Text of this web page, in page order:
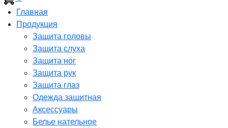
Главная
Продукция
Защита головы
Защита слуха
Защита ног
Защита рук
Защита глаз
Одежда защитная
Аксессуары
Белье нательное